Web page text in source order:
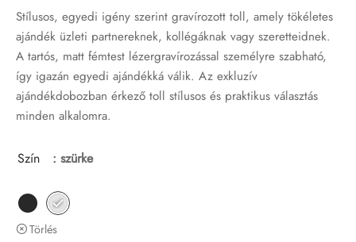
Stílusos, egyedi igény szerint gravírozott toll, amely tökéletes
ajándék üzleti partnereknek, kollégáknak vagy szeretteidnek.
A tartós, matt fémtest lézergravírozással személyre szabható,
így igazán egyedi ajándékká válik. Az exkluzív
ajándékdobozban érkező toll stílusos és praktikus választás
minden alkalomra.
Szín : szürke
Törlés